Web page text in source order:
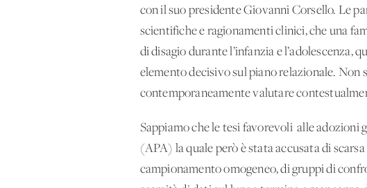
con il suo presidente Giovanni Corsello. Le
scientifiche e ragionamenti clinici, che una
di disagio durante l’infanzia e
elemento decisivo sul piano relazionale.
contemporaneamente valutare
Sappiamo che le tesi favorevoli alle adozioni
(APA) la quale però è stata accusata di
campionamento omogeneo, di gruppi di